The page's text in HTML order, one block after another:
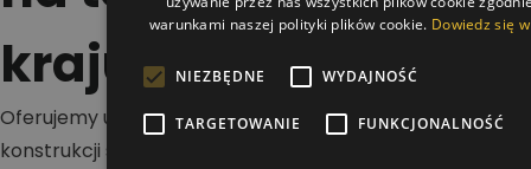
kraju
Oferujemy usługi w zakresie malowania dachów,
konstrukcji stalowych i betonowych oraz wykonywania
warunkami naszej polityki plików cookie. Dowiedz się
NIEZBĘDNE WYDAJNOŚĆ
TARGETOWANIE FUNKCJONALNOŚĆ